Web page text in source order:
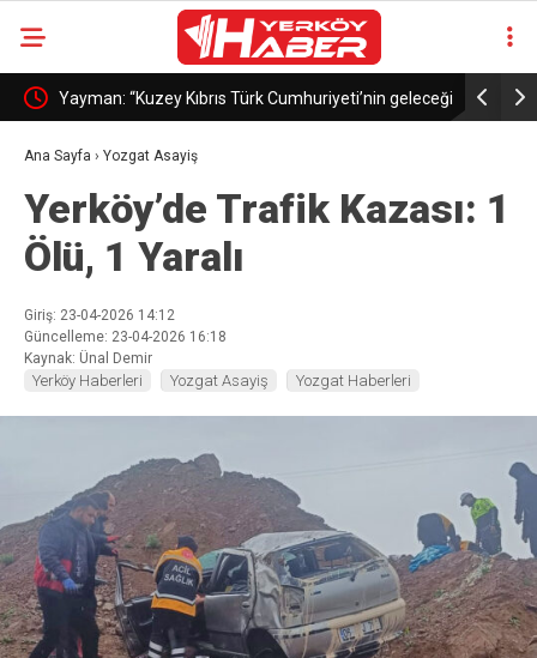
bir Yayman: “Kuzey Kıbrıs Türk Cumhuriyeti’nin geleceği
Türkiye’nin geleceğidir”
Bakan
Ana Sayfa › Yozgat Asayiş
Yerköy’de Trafik Kazası: 1
Ölü, 1 Yaralı
Giriş: 23-04-2026 14:12
Güncelleme: 23-04-2026 16:18
Kaynak: Ünal Demir
Yerköy Haberleri Yozgat Asayiş Yozgat Haberleri